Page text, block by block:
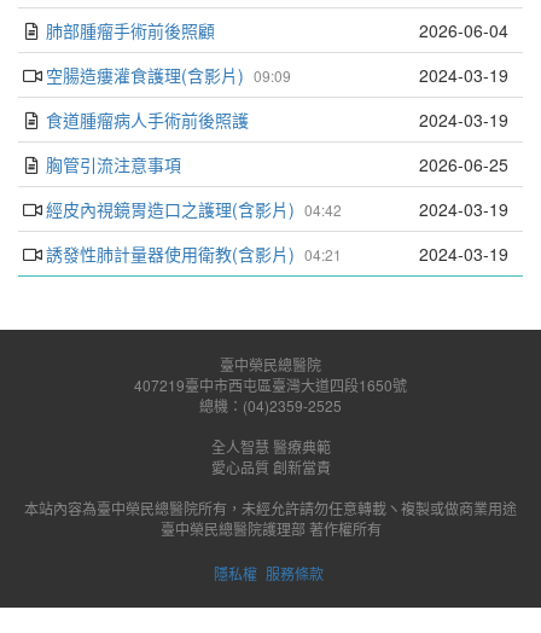
肺部腫瘤手術前後照顧
2026-06-04
09:09
空腸造瘻灌食護理(含影片)
2024-03-19
食道腫瘤病人手術前後照護
2024-03-19
胸管引流注意事項
2026-06-25
04:42
經皮內視鏡胃造口之護理(含影片) 2024-03-19
04:21
誘發性肺計量器使用衛教(含影片) 2024-03-19
臺中榮民總醫院
407219臺中市西屯區臺灣大道四段1650號
總機：(04)2359-2525
全人智慧 醫療典範
愛心品質 創新當責
本站內容為臺中榮民總醫院所有，未經允許請勿任意轉載ヽ複製或做商業用途
臺中榮民總醫院護理部 著作權所有
隱私權 服務條款